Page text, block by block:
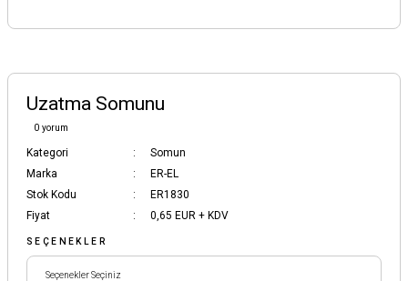
Uzatma Somunu
0 yorum
Kategori
Somun
Marka
ER-EL
Stok Kodu
ER1830
Fiyat
0,65 EUR + KDV
SEÇENEKLER